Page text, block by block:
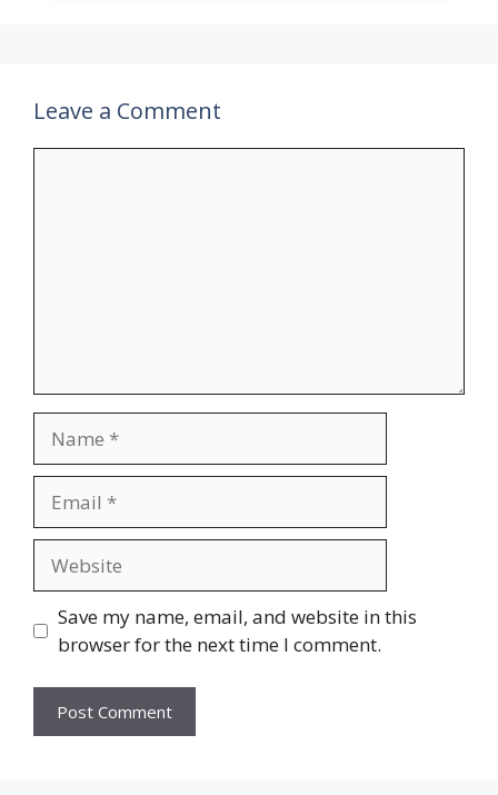
Leave a Comment
Save my name, email, and website in this
browser for the next time I comment.